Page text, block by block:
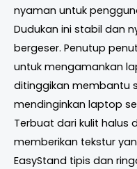
nyaman untuk
Dudukan ini stabil dan
bergeser. Penutup
untuk mengamankan
ditinggikan membantu
mendinginkan laptop
Terbuat dari kulit halus
memberikan tekstur
EasyStand tipis dan